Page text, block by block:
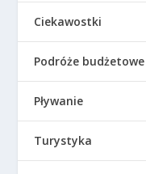
Ciekawostki
Podróże budżetowe
Pływanie
Turystyka